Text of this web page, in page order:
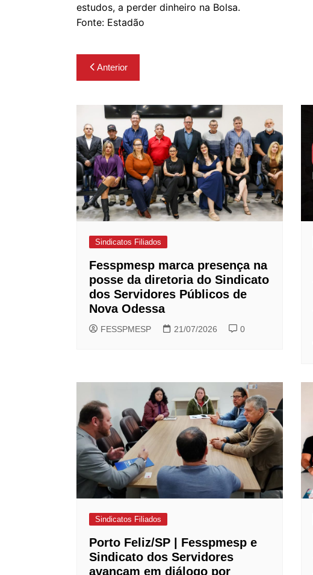
estudos, a perder dinheiro na Bolsa.
Fonte: Estadão
Navegação
de
Post
Anterior
Sindicatos Filiados
Fesspmesp marca presença na
posse da diretoria do Sindicato
dos Servidores Públicos de
Nova Odessa
FESSPMESP 21/07/2026 0
Sindicatos Filiados
Porto Feliz/SP | Fesspmesp e
Sindicato dos Servidores
avançam em diálogo por